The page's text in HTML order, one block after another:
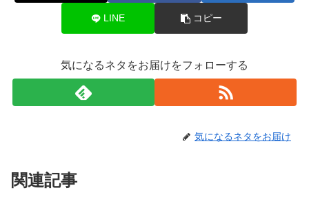
LINE コピー
気になるネタをお届けをフォローする
気になるネタをお届け
関連記事